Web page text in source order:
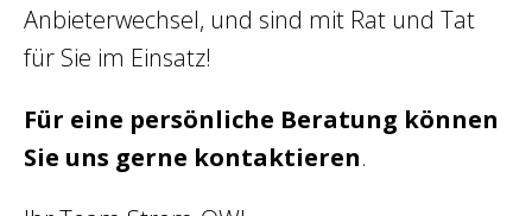
Anbieterwechsel, und sind mit Rat und Tat
für Sie im Einsatz!
Für eine persönliche Beratung können
Sie uns gerne kontaktieren.